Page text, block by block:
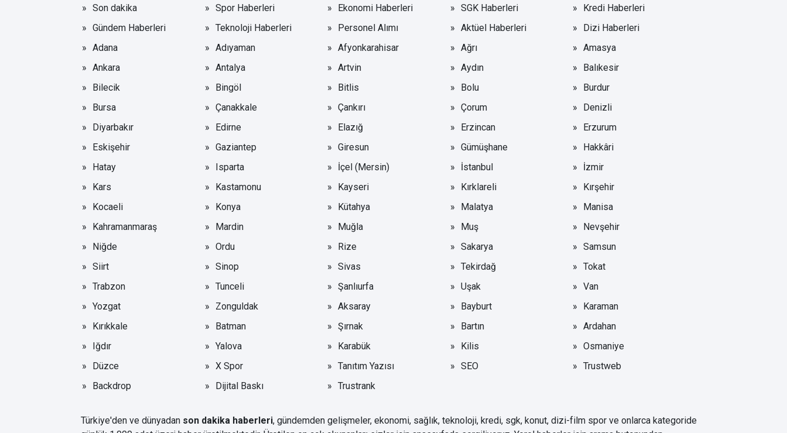
Son dakika Spor Haberleri Ekonomi Haberleri SGK Haberleri
Kredi Haberleri
Gündem Haberleri
Teknoloji Haberleri Personel Alımı Aktüel Haberleri
Dizi Haberleri
Adana
Adıyaman Afyonkarahisar Ağrı
Amasya
Ankara
Antalya Artvin Aydın
Balıkesir
Bilecik
Bingöl Bitlis Bolu
Burdur
Bursa
Çanakkale Çankırı Çorum
Denizli
Diyarbakır
Edirne Elazığ Erzincan
Erzurum
Eskişehir
Gaziantep Giresun Gümüşhane
Hakkâri
Hatay
Isparta İçel (Mersin) İstanbul
İzmir
Kars
Kastamonu Kayseri Kırklareli
Kırşehir
Kocaeli
Konya Kütahya Malatya
Manisa
Kahramanmaraş
Mardin Muğla Muş
Nevşehir
Niğde
Ordu Rize Sakarya
Samsun
Siirt
Sinop Sivas Tekirdağ
Tokat
Trabzon
Tunceli Şanlıurfa Uşak
Van
Yozgat
Zonguldak Aksaray Bayburt
Karaman
Kırıkkale
Batman Şırnak Bartın
Ardahan
Iğdır
Yalova Karabük Kilis
Osmaniye
Düzce
X Spor Tanıtım Yazısı SEO
Trustweb
Backdrop
Dijital Baskı Trustrank
Türkiye'den ve dünyadan son dakika haberleri, gündemden gelişmeler, ekonomi, sağlık, teknoloji, kredi, sgk, konut, dizi-film spor ve onlarca kategoride